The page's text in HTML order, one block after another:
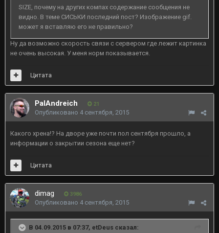
SIZE, почему на других компах содержание сообщения не
видно. В теме СИСЬКИ последний пост? Изображение gif.
может я вставляю его не правильно?
Ну да возможно скорость связи с сервером где лежит картинка
не очень высокая. У меня норм показывается.
Цитата
PalAndreich 21
Опубликовано 4 сентября, 2015
Какого хрена!? На дворе уже почти пол сентября прошло, а
информации о закрытии сезона еще нет?
Цитата
dimag 3986
Опубликовано 4 сентября, 2015
В 04.09.2015 в 07:37, etDeus сказал: